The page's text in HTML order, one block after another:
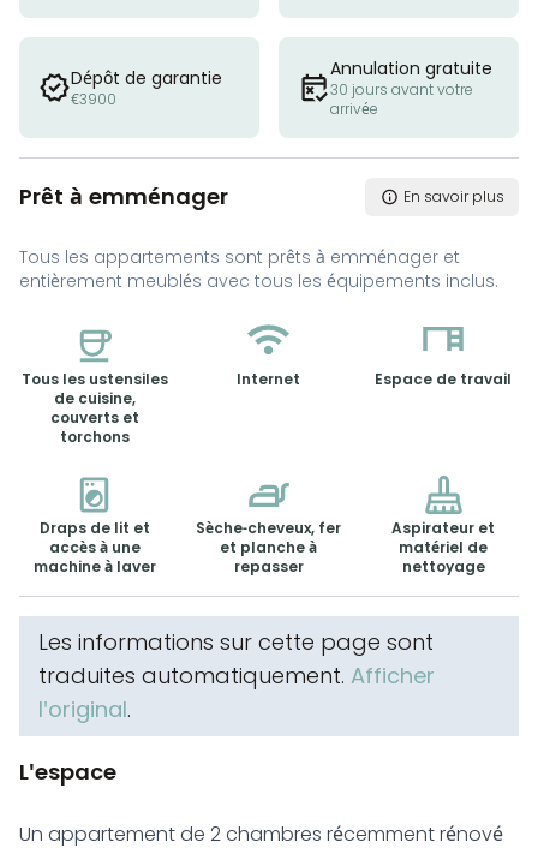
Dépôt de garantie
€3900
Annulation gratuite
30 jours avant votre
arrivée
Prêt à emménager En savoir plus
Tous les appartements sont prêts à emménager et
entièrement meublés avec tous les équipements inclus.
Tous les ustensiles
de cuisine,
couverts et
torchons
Internet Espace de travail
Draps de lit et
accès à une
machine à laver
Sèche-cheveux, fer
et planche à
repasser
Aspirateur et
matériel de
nettoyage
Les informations sur cette page sont
traduites automatiquement. Afficher
l'original.
L'espace
Un appartement de 2 chambres récemment rénové